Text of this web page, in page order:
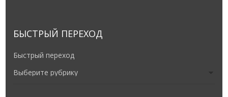
БЫСТРЫЙ ПЕРЕХОД
Быстрый переход